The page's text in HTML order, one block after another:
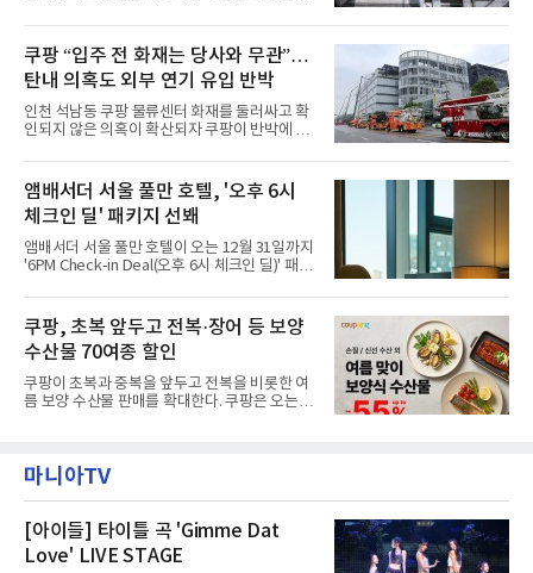
라 극장을 모티브로 한 데코레이션으로 구성됐
다. 무대 공간 및 티켓 박스
필먼트서비스(CFS)가 지난 28일부터 화재 피해
주민을 대상으로 전문 출장 청소서비스 지원에
나섬으로써 본격적인 지역사회 복구 작업이 시
작된 것이다.대피소 주민 중심 청소 접수, 첫날
부터 2가구 지원 완료CFS는 신현초등학교, 신
현북초등학교, 신현여자중학교 등 인천 서해구
관내 임시 대피소 3곳에서 체류해온 화재 피해
민들의 호응 속에 CFS는 즉시 행동에 나섰다. 지
난 28일 오후 전문 청소업체와
쿠팡 “입주 전 화재는 당사와 무관”…
탄내 의혹도 외부 연기 유입 반박
인천 석남동 쿠팡 물류센터 화재를 둘러싸고 확
인되지 않은 의혹이 확산되자 쿠팡이 반박에 나
에 대해서는 외부 화재 연기 유입이라고 설명했
고, 2023년 같은 물류센터에서 발생한 화재에
대해서도 쿠팡 입주 전 공사 과정에서 벌어진 일
이라며 선을 그었다.쿠팡은 21일 인천 물류센터
내부에서 불이 타는 냄새가 났다는 의혹과 관련
해 “사실무근”이라는 입장을 밝혔다.회사 측은
“인근에서 지난 15일 다른 회사에서 발생한 대
것으로 확인됐다”고 설명했다.이어 “정확한 화
재 원인은 추후 조사될
앰배서더 서울 풀만 호텔, '오후 6시
체크인 딜' 패키지 선봬
앰배서더 서울 풀만 호텔이 오는 12월 31일까지
'6PM Check-in Deal(오후 6시 체크인 딜)' 패키
으로 여유로운 저녁 시간부터 호텔 스테이를 시
작할 수 있도록 준비됐다.앰배서더 서울 풀만 호
텔 측은 “퇴근 후 또는 주말 도심 속에서 짧지만
온전한 휴식을 원하는 고객들에게 특별한 경험
을 제공한다”고 밝혔다.패키지는 디럭스와 이그
제큐티브 두 가지 타입으로 구성된다. 디럭스 패
키지는 객실 1박(룸 온리)으로 심플한 호캉스를
스 센터 사우나 2인 이용 혜택이 포함된다.특히
클럽 앰배서더 라운지
쿠팡, 초복 앞두고 전복·장어 등 보양
수산물 70여종 할인
쿠팡이 초복과 중복을 앞두고 전복을 비롯한 여
름 보양 수산물 판매를 확대한다. 쿠팡은 오는
우 등이 포함됐다. 쿠팡은 올해 큰 크기의 전복
생산량이 늘어난 점을 반영해 주요 산지 상품을
전복은 산지에서 채취한 뒤 전국으로 직송되는
방식으로 운영된다. 신선도가 중요한 상품인 만
큼 이르면 다음 날 오전 배송이 가능하도록 물류
마니아TV
[아이들] 타이틀 곡 'Gimme Dat
Love' LIVE STAGE